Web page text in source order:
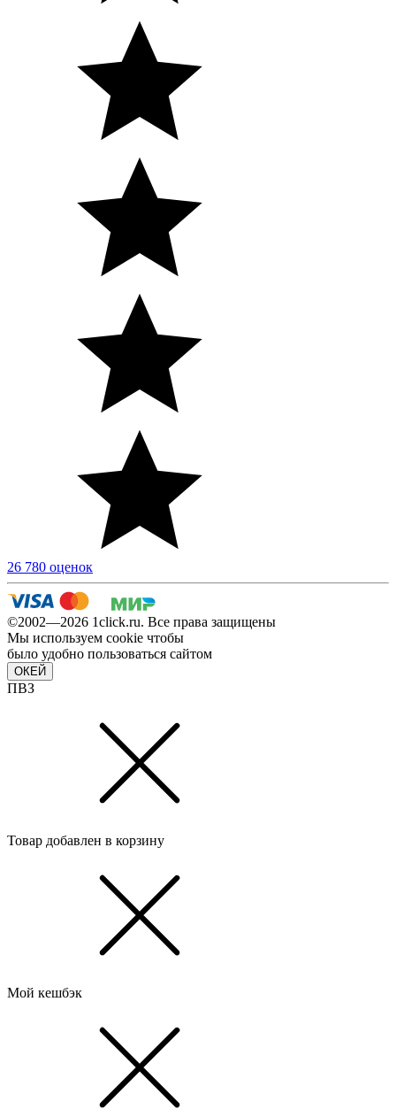
26 780 оценок
©2002—2026 1сlick.ru. Все права защищены
Мы используем cookie чтобы
было удобно пользоваться сайтом
ОКЕЙ
ПВЗ
Товар добавлен в корзину
Мой кешбэк